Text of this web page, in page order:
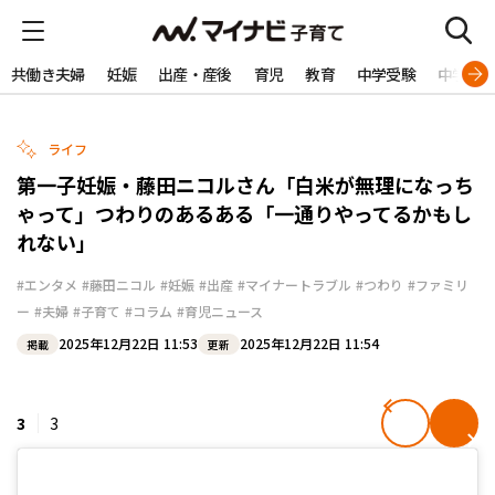
共働き夫婦 妊娠 出産・産後 育児 教育 中学受験 中学生
ライフ
第一子妊娠・藤田ニコルさん「白米が無理になっち
ゃって」つわりのあるある「一通りやってるかもし
れない」
#エンタメ #藤田ニコル #妊娠 #出産 #マイナートラブル #つわり #ファミリ
ー #夫婦 #子育て #コラム #育児ニュース
掲載 2025年12月22日 11:53 更新 2025年12月22日 11:54
3 3